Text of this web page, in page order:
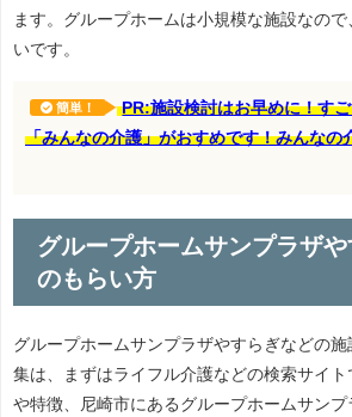
ます。グループホームは小規模な施設なの
いです。
簡単！
PR:施設検討はお早めに！す
「みんなの介護」がおすめです！みんなの
グループホームサンプラザ
のもらい方
グループホームサンプラザやすらぎなどの
集は、まずはライフル介護などの検索サイト
や特徴、尼崎市にあるグループホームサンプ